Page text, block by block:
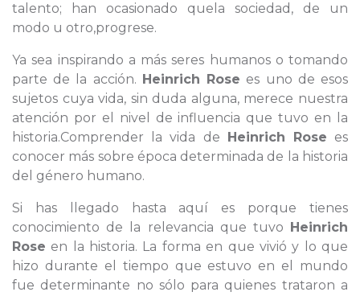
talento; han ocasionado quela sociedad, de un
modo u otro,progrese.
Ya sea inspirando a más seres humanos o tomando
parte de la acción. Heinrich Rose es uno de esos
sujetos cuya vida, sin duda alguna, merece nuestra
atención por el nivel de influencia que tuvo en la
historia.Comprender la vida de Heinrich Rose es
conocer más sobre época determinada de la historia
del género humano.
Si has llegado hasta aquí es porque tienes
conocimiento de la relevancia que tuvo Heinrich
Rose en la historia. La forma en que vivió y lo que
hizo durante el tiempo que estuvo en el mundo
fue determinante no sólo para quienes trataron a